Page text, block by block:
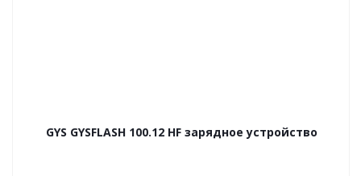
GYS GYSFLASH 100.12 HF зарядное устройство